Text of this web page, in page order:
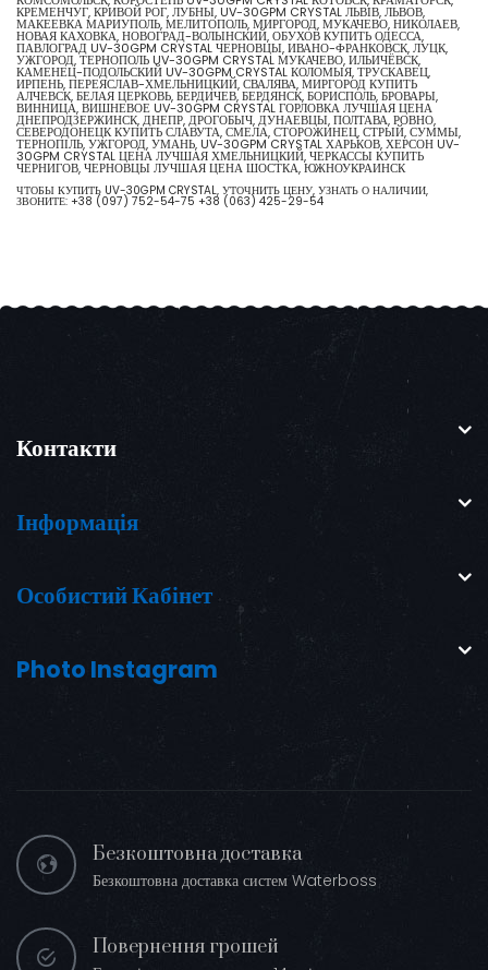
КРЕМЕНЧУГ, КРИВОЙ РОГ, ЛУБНЫ, UV-30GPM CRYSTAL ЛЬВІВ, ЛЬВОВ,
МАКЕЕВКА МАРИУПОЛЬ, МЕЛИТОПОЛЬ, МИРГОРОД, МУКАЧЕВО, НИКОЛАЕВ,
НОВАЯ КАХОВКА, НОВОГРАД-ВОЛЫНСКИЙ, ОБУХОВ КУПИТЬ ОДЕССА,
ПАВЛОГРАД UV-30GPM CRYSTAL ЧЕРНОВЦЫ, ИВАНО-ФРАНКОВСК, ЛУЦК,
УЖГОРОД, ТЕРНОПОЛЬ UV-30GPM CRYSTAL МУКАЧЕВО, ИЛЬИЧЁВСК,
КАМЕНЕЦ-ПОДОЛЬСКИЙ UV-30GPM CRYSTAL КОЛОМЫЯ, ТРУСКАВЕЦ,
ИРПЕНЬ, ПЕРЕЯСЛАВ-ХМЕЛЬНИЦКИЙ, СВАЛЯВА, МИРГОРОД КУПИТЬ
АЛЧЕВСК, БЕЛАЯ ЦЕРКОВЬ, БЕРДИЧЕВ, БЕРДЯНСК, БОРИСПОЛЬ, БРОВАРЫ,
ВИННИЦА, ВИШНЕВОЕ UV-30GPM CRYSTAL ГОРЛОВКА ЛУЧШАЯ ЦЕНА
ДНЕПРОДЗЕРЖИНСК, ДНЕПР, ДРОГОБЫЧ, ДУНАЕВЦЫ, ПОЛТАВА, РОВНО,
СЕВЕРОДОНЕЦК КУПИТЬ СЛАВУТА, СМЕЛА, СТОРОЖИНЕЦ, СТРЫЙ, СУММЫ,
ТЕРНОПІЛЬ, УЖГОРОД, УМАНЬ, UV-30GPM CRYSTAL ХАРЬКОВ, ХЕРСОН UV-
30GPM CRYSTAL ЦЕНА ЛУЧШАЯ ХМЕЛЬНИЦКИЙ, ЧЕРКАССЫ КУПИТЬ
ЧЕРНИГОВ, ЧЕРНОВЦЫ ЛУЧШАЯ ЦЕНА ШОСТКА, ЮЖНОУКРАИНСК
ЧТОБЫ КУПИТЬ UV-30GPM CRYSTAL, УТОЧНИТЬ ЦЕНУ, УЗНАТЬ О НАЛИЧИИ,
ЗВОНИТЕ: +38 (097) 752-54-75 +38 (063) 425-29-54
Контакти
Інформація
Особистий Кабінет
Photo Instagram
Безкоштовна доставка
Безкоштовна доставка систем Waterboss
Повернення грошей